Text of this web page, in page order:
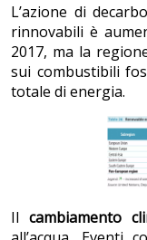
L’azione di
rinnovabili è
2017, ma la
sui combustibili
totale di energia.
Il cambiamento